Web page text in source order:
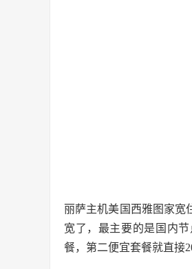
丽萨主机美国西雅图家宽
宽了，最主要的是国内
餐，第二便宜套餐就直接